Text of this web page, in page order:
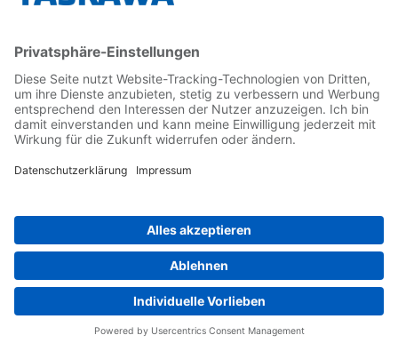
SGM7E
Inkrementell 25 Nm